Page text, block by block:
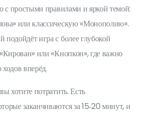
с простыми правилами и яркой темой:
или классическую «Монополию».
игра с более глубокой
или «Кнопкон», где важно
вперёд.
хотите потратить. Есть
заканчиваются за 15‑20 минут, и